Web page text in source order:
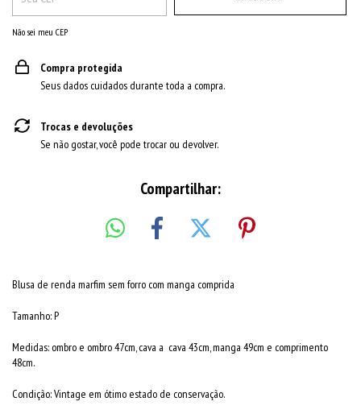
Não sei meu CEP
Compra protegida
Seus dados cuidados durante toda a compra.
Trocas e devoluções
Se não gostar, você pode trocar ou devolver.
Compartilhar:
Blusa de renda marfim sem forro com manga comprida
Tamanho: P
Medidas: ombro e ombro 47cm, cava a cava 43cm, manga 49cm e comprimento
48cm.
Condição: Vintage em ótimo estado de conservação.